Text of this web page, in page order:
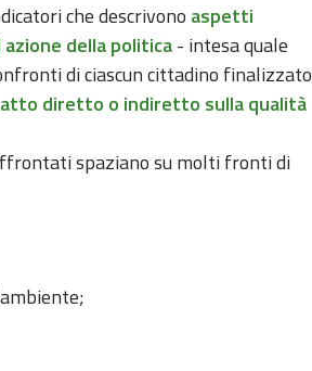
che descrivono aspetti
della politica- intesa quale
di ciascun cittadino finalizzato
diretto o indiretto sulla qualità
spaziano su molti fronti di